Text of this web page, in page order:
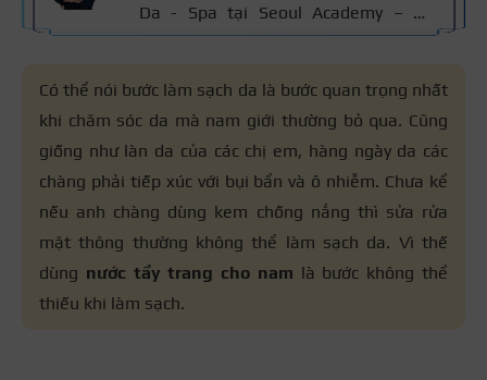
Da - Spa tại Seoul Academy – Hệ
thống Đào tạo Thẩm mỹ Quốc tế với
Chăm Sóc Da, chứng chỉ thẩm mỹ
Cidesco Thụy Sỹ 2011, chứng chỉ
chuyên sâu Body Cibtac Singapore,
ban giám khảo Hiệp hội ngành làm
đẹp Asian.
Có thể nói bước làm sạch da là bước quan trọng nhất
khi chăm sóc da mà nam giới thường bỏ qua. Cũng
giống như làn da của các chị em, hàng ngày da các
chàng phải tiếp xúc với bụi bẩn và ô nhiễm. Chưa kể
nếu anh chàng dùng kem chống nắng thì sửa rửa
mặt thông thường không thể làm sạch da. Vì thế
dùng nước tẩy trang cho nam là bước không thể
thiếu khi làm sạch.